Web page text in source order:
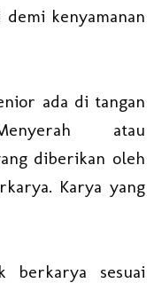
kenyamanan
ada di tangan
atau
diberikan oleh
Karya yang
berkarya sesuai